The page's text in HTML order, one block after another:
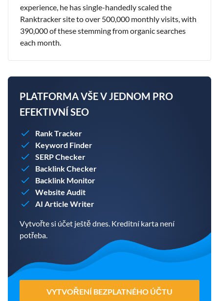
experience, he has single-handedly scaled the
Ranktracker site to over 500,000 monthly visits, with
390,000 of these stemming from organic searches
each month.
PLATFORMA VŠE V JEDNOM PRO
EFEKTIVNÍ SEO
Rank Tracker
Keyword Finder
SERP Checker
Backlink Checker
Backlink Monitor
Website Audit
AI Article Writer
Vytvořte si účet ještě dnes. Kreditní karta není
potřeba.
VYTVOŘENÍ BEZPLATNÉHO ÚČTU